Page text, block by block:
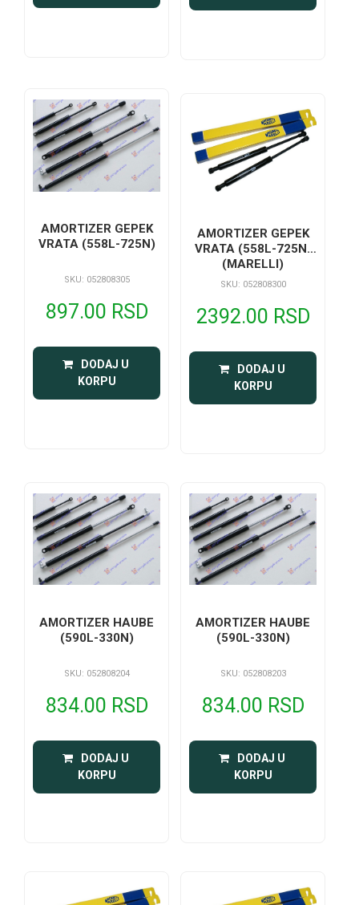
AMORTIZER GEPEK
VRATA (558L-725N)
SKU: 052808305
897.00 RSD
DODAJ U
KORPU
AMORTIZER GEPEK
VRATA (558L-725N)
(MARELLI)
SKU: 052808300
2392.00 RSD
DODAJ U
KORPU
AMORTIZER HAUBE
(590L-330N)
SKU: 052808204
834.00 RSD
DODAJ U
KORPU
AMORTIZER HAUBE
(590L-330N)
SKU: 052808203
834.00 RSD
DODAJ U
KORPU